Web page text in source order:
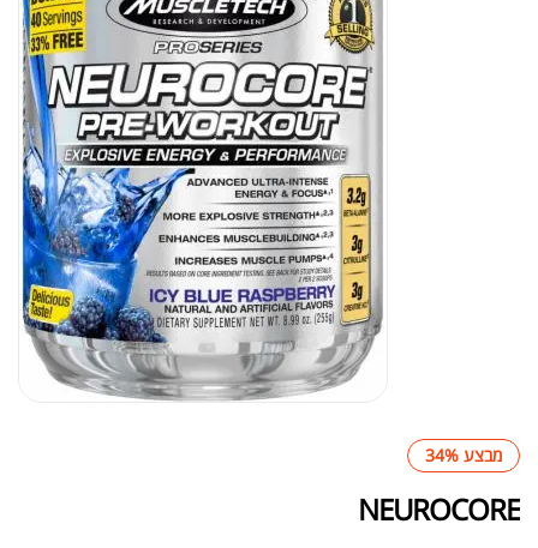
מבצע 34%
NEUROCORE